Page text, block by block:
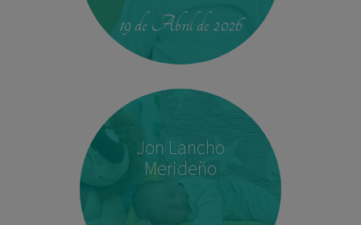
19 de Abril de 2026
Jon Lancho
Merideño